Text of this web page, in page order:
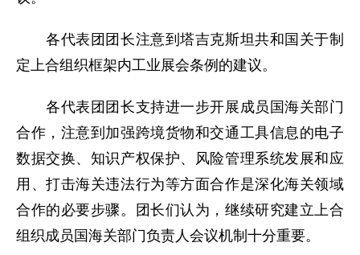
各代表团团长注意到塔吉克斯坦共和国关于制
定上合组织框架内工业展会条例的建议。
各代表团团长支持进一步开展成员国海关部门
合作，注意到加强跨境货物和交通工具信息的电子
数据交换、知识产权保护、风险管理系统发展和应
用、打击海关违法行为等方面合作是深化海关领域
合作的必要步骤。团长们认为，继续研究建立上合
组织成员国海关部门负责人会议机制十分重要。